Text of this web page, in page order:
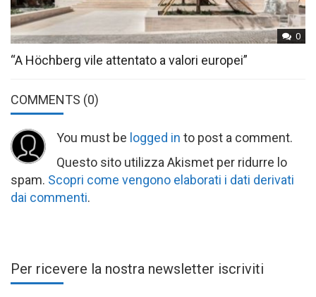
0
“A Höchberg vile attentato a valori europei”
COMMENTS (0)
You must be logged in to post a comment.
Questo sito utilizza Akismet per ridurre lo
spam. Scopri come vengono elaborati i dati derivati
dai commenti.
Per ricevere la nostra newsletter iscriviti